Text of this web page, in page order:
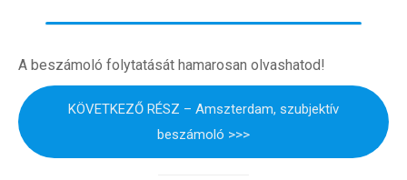
Külföldre költöznék!
Szakértőink
Beutazási engedélyek
A beszámoló folytatását hamarosan olvashatod!
KÖVETKEZŐ RÉSZ – Amszterdam, szubjektív
beszámoló >>>